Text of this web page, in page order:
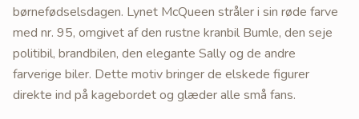
børnefødselsdagen. Lynet McQueen stråler i sin røde farve
med nr. 95, omgivet af den rustne kranbil Bumle, den seje
politibil, brandbilen, den elegante Sally og de andre
farverige biler. Dette motiv bringer de elskede figurer
direkte ind på kagebordet og glæder alle små fans.